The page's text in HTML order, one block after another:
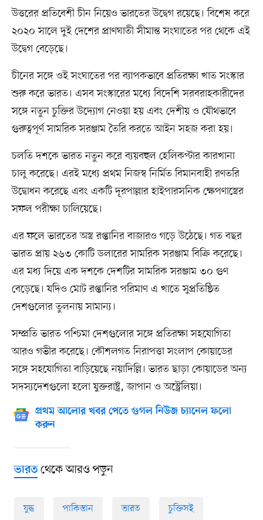
উত্তরের প্রতিবেশী চীন নিয়েও ভারতের উদ্বেগ রয়েছে। বিশেষ করে
২০২০ সালে দুই দেশের প্রাণঘাতী সীমান্ত সংঘাতের পর থেকে এই
উদ্বেগ বেড়েছে।
চীনের সঙ্গে ওই সংঘাতের পর ব্যাপকভাবে প্রতিরক্ষা খাত সংস্কার
শুরু করে ভারত। এসব সংস্কারের মধ্যে বিদেশি সরবরাহকারীদের
সঙ্গে নতুন চুক্তির উদ্যোগ নেওয়া হয় এবং দেশীয় ও যৌথভাবে
গুরুত্বপূর্ণ সামরিক সরঞ্জাম তৈরি করতে আইন সহজ করা হয়।
চলতি দশকে ভারত নতুন করে ব্যয়বহুল হেলিকপ্টার কারখানা
চালু করেছে। এরই মধ্যে প্রথম নিজস্ব নির্মিত বিমানবাহী রণতরি
উদ্বোধন করেছে এবং একটি দূরপাল্লার হাইপারসনিক ক্ষেপণাস্ত্রের
সফল পরীক্ষা চালিয়েছে।
এর ফলে ভারতের অস্ত্র রপ্তানির বাজারও গড়ে উঠেছে। গত বছর
ভারত প্রায় ২৬৩ কোটি ডলারের সামরিক সরঞ্জাম বিক্রি করেছে।
এর মধ্য দিয়ে এক দশকে দেশটির সামরিক সরঞ্জাম ৩০ গুণ
বেড়েছে। যদিও মোট রপ্তানির পরিমাণ এ খাতে সুপ্রতিষ্ঠিত
দেশগুলোর তুলনায় সামান্য।
সম্প্রতি ভারত পশ্চিমা দেশগুলোর সঙ্গে প্রতিরক্ষা সহযোগিতা
আরও গভীর করেছে। কৌশলগত নিরাপত্তা সংলাপ কোয়াডের
সঙ্গে সহযোগিতা বাড়িয়েছে নয়াদিল্লি। ভারত ছাড়া কোয়াডের অন্য
সদস্যদেশগুলো হলো যুক্তরাষ্ট্র, জাপান ও অস্ট্রেলিয়া।
প্রথম আলোর খবর পেতে গুগল নিউজ চ্যানেল ফলো
করুন
ভারতথেকে আরও পড়ুন
যুদ্ধ পাকিস্তান ভারত চুক্তিসই